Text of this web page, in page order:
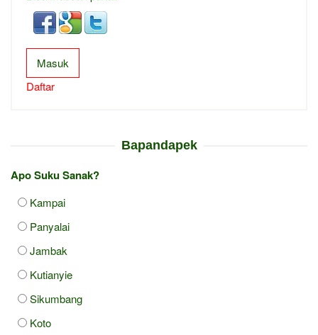
Masuk
Daftar
Bapandapek
Apo Suku Sanak?
Kampai
Panyalai
Jambak
Kutianyie
Sikumbang
Koto